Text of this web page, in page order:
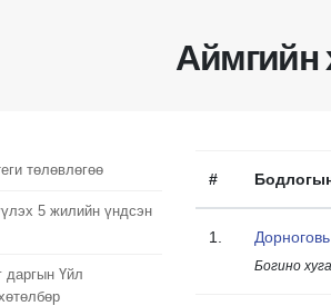
Aймгийн
төлөвлөгөө
5 жилийн үндсэн
даргын Үйл
#
1.
Богино